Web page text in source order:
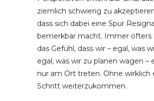
ziemlich schwierig zu
dass sich dabei eine Spur
bemerkbar macht. Immer öfters
das Gefühl, dass wir – egal, was
egal, was wir zu planen wagen –
nur am Ort treten. Ohne wirklich
Schritt weiterzukommen.